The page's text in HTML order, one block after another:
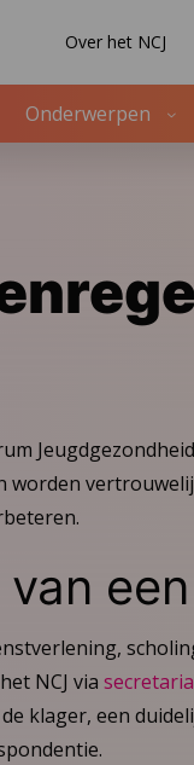
Over het NCJ
Onderwerpen
worden
NCJ via
klager, een